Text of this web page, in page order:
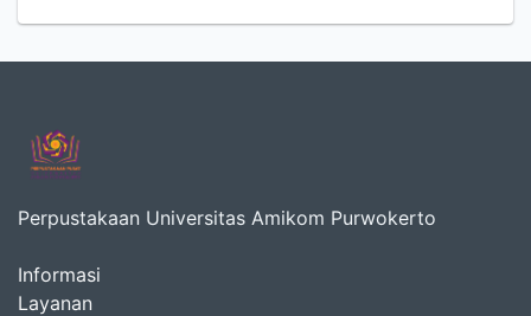
Perpustakaan Universitas Amikom Purwokerto
Informasi
Layanan